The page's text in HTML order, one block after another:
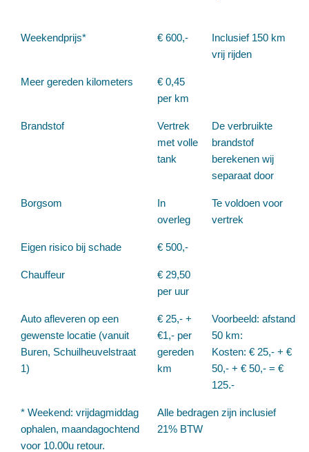
Weekendprijs* € 600,-
Inclusief 150 km
vrij rijden
Meer gereden kilometers
€ 0,45
per km
Brandstof
Vertrek
met volle
tank
De verbruikte
brandstof
berekenen wij
separaat door
Borgsom
In
overleg
Te voldoen voor
vertrek
Eigen risico bij schade € 500,-
Chauffeur
€ 29,50
per uur
Auto afleveren op een
gewenste locatie (vanuit
Buren, Schuilheuvelstraat
1)
€ 25,- +
€1,- per
gereden
km
Voorbeeld: afstand
50 km:
Kosten: € 25,- + €
50,- + € 50,- = €
125.-
* Weekend: vrijdagmiddag
ophalen, maandagochtend
voor 10.00u retour.
Alle bedragen zijn inclusief
21% BTW